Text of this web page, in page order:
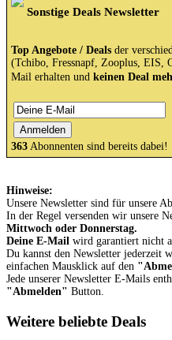
Sonstige Deals Newsletter
Top Angebote / Deals der
(Tchibo, Fressnapf, Zooplus, EIS,
Mail erhalten und keinen Deal
363 Abonnenten sind bereits dabei!
Hinweise:
Unsere Newsletter sind für unsere
In der Regel versenden wir unsere
Mittwoch oder Donnerstag.
Deine E-Mail wird garantiert nicht
Du kannst den Newsletter jederzeit
einfachen Mausklick auf den
Jede unserer Newsletter E-Mails
"Abmelden" Button.
Weitere beliebte Deals